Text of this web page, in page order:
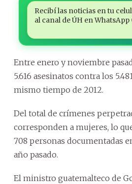
Recibí las noticias en tu
al canal de ÚH en WhatsApp
Entre enero y noviembre
5.616 asesinatos contra los
mismo tiempo de 2012.
Del total de crímenes
corresponden a mujeres, lo
708 personas documentadas
año pasado.
El ministro guatemalteco de